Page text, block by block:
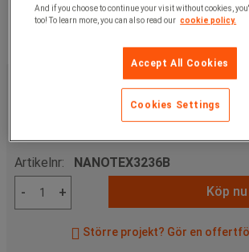
exkl. moms
Artikelnr: NANOTEX3236B
-
+ Köp nu
Större projekt? Gör en
And if you choose to continue your visit without cookies,
too! To learn more, you can also read our cookie policy.
Accept All Cookies
Cookies Settings